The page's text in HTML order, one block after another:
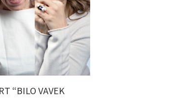
“BILO VAVEK